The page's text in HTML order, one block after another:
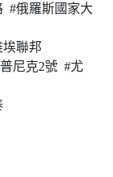
#俄羅斯國家大
聯邦
尼克2號 #尤